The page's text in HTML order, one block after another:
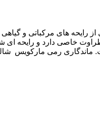
از رایحه های مرکباتی و
خاصی دارد و رایحه ای
شالیس خوب است و معمولاً